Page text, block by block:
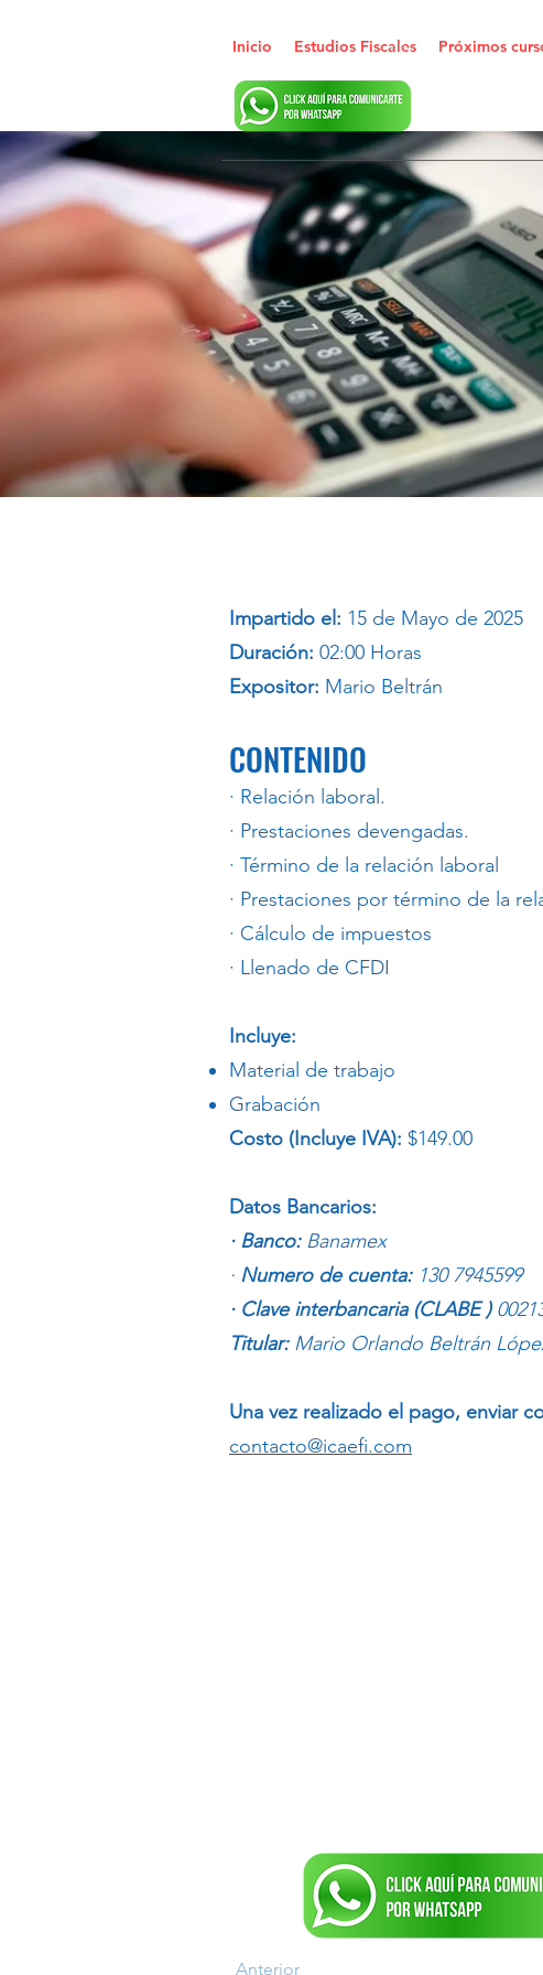
Inicio Estudios Fiscales Próximos
Impartido el: 15 de Mayo de 2025
Duración: 02:00 Horas
Expositor: Mario Beltrán
CONTENIDO
· Relación laboral.
· Prestaciones devengadas.
· Término de la relación laboral
· Prestaciones por término de la
· Cálculo de impuestos
· Llenado de CFDI
Incluye:
Material de trabajo
Grabación
Costo (Incluye IVA): $149.00
Datos Bancarios:
· Banco: Banamex
· Numero de cuenta:130 7945599
· Clave interbancaria (CLABE )
Titular: Mario Orlando Beltrán
Una vez realizado el pago, enviar
contacto@icaefi.com
Anterior